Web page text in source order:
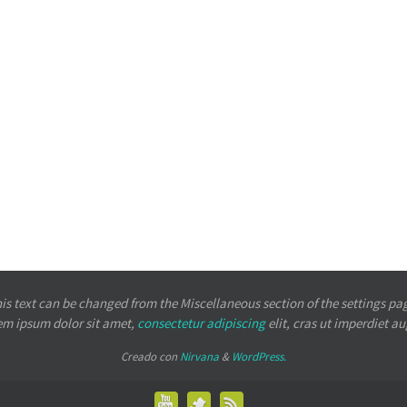
text can be changed from the Miscellaneous section of the settings
ipsumdolor sit amet, consectetur adipiscingelit, cras ut imperdiet
Creado con Nirvana & WordPress.